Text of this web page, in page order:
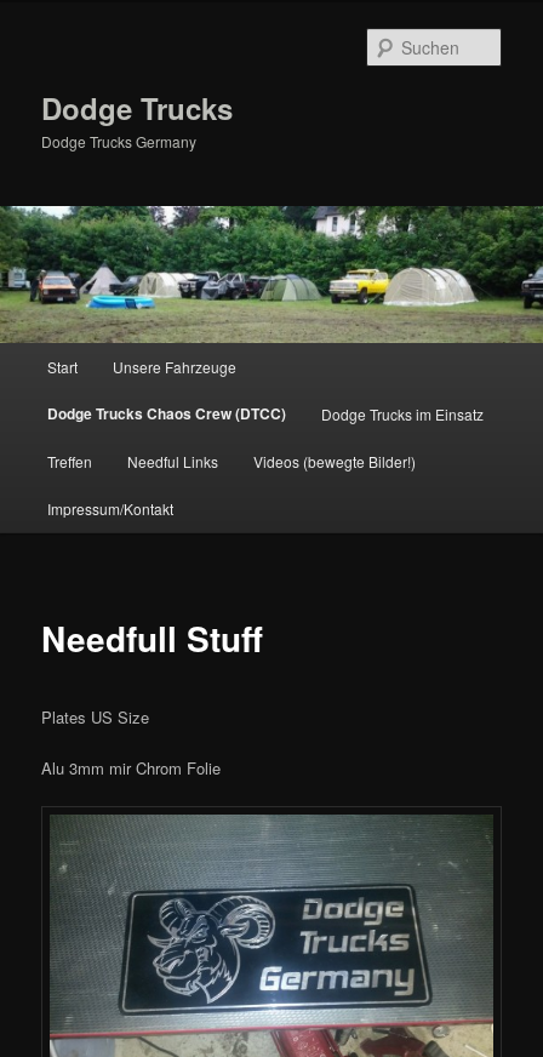
Dodge Trucks
Dodge Trucks Germany
Start Unsere Fahrzeuge
Dodge Trucks Chaos Crew (DTCC) Dodge Trucks im Einsatz
Treffen Needful Links Videos (bewegte Bilder!)
Impressum/Kontakt
Needfull Stuff
Plates US Size
Alu 3mm mir Chrom Folie